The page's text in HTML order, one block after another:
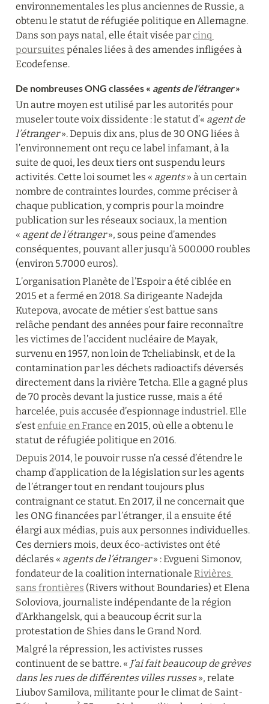
environnementales les plus anciennes de Russie, a
obtenu le statut de réfugiée politique en Allemagne.
Dans son pays natal, elle était visée par cinq
poursuites pénales liées à des amendes infligées à
Ecodefense.
De nombreuses ONG classées « agents de l’étranger »
Un autre moyen est utilisé par les autorités pour
museler toute voix dissidente : le statut d’« agent de
l’étranger ». Depuis dix ans, plus de 30 ONG liées à
l’environnement ont reçu ce label infamant, à la
suite de quoi, les deux tiers ont suspendu leurs
activités. Cette loi soumet les « agents » à un certain
nombre de contraintes lourdes, comme préciser à
chaque publication, y compris pour la moindre
publication sur les réseaux sociaux, la mention
« agent de l’étranger », sous peine d’amendes
conséquentes, pouvant aller jusqu’à 500.000 roubles
(environ 5.7000 euros).
L’organisation Planète de l’Espoir a été ciblée en
2015 et a fermé en 2018. Sa dirigeante Nadejda
Kutepova, avocate de métier s’est battue sans
relâche pendant des années pour faire reconnaître
les victimes de l’accident nucléaire de Mayak,
survenu en 1957, non loin de Tcheliabinsk, et de la
contamination par les déchets radioactifs déversés
directement dans la rivière Tetcha. Elle a gagné plus
de 70 procès devant la justice russe, mais a été
harcelée, puis accusée d’espionnage industriel. Elle
s’est enfuie en France en 2015, où elle a obtenu le
statut de réfugiée politique en 2016.
Depuis 2014, le pouvoir russe n’a cessé d’étendre le
champ d’application de la législation sur les agents
de l’étranger tout en rendant toujours plus
contraignant ce statut. En 2017, il ne concernait que
les ONG financées par l’étranger, il a ensuite été
élargi aux médias, puis aux personnes individuelles.
Ces derniers mois, deux éco-activistes ont été
déclarés « agents de l’étranger » : Evgueni Simonov,
fondateur de la coalition internationale Rivières
sans frontières (Rivers without Boundaries) et Elena
Soloviova, journaliste indépendante de la région
d’Arkhangelsk, qui a beaucoup écrit sur la
protestation de Shies dans le Grand Nord.
Malgré la répression, les activistes russes
continuent de se battre. « J’ai fait beaucoup de grèves
dans les rues de différentes villes russes », relate
Liubov Samilova, militante pour le climat de Saint-